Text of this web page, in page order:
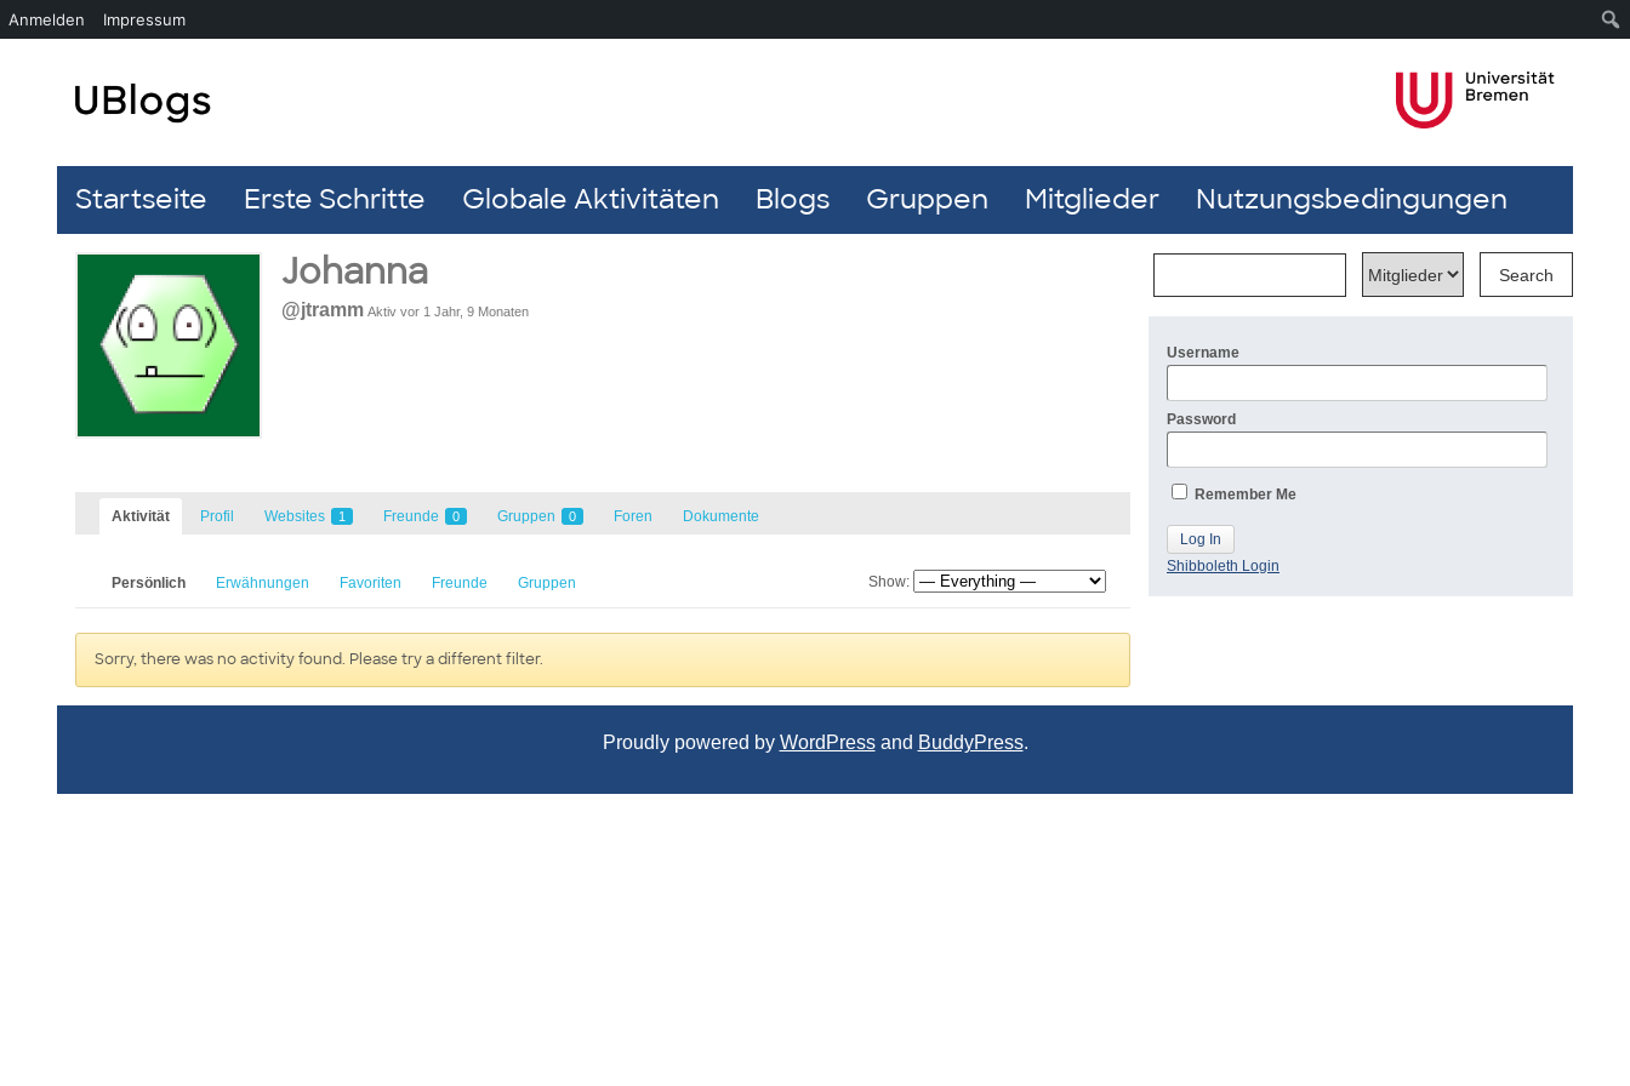
Startseite Erste Schritte Globale Aktivitäten Blogs Gruppen Mitglieder Nutzungsbedingungen
Johanna
@jtramm Aktiv vor 1 Jahr, 9 Monaten
Aktivität Profil Websites 1 Freunde 0 Gruppen 0 Foren Dokumente
Persönlich Erwähnungen Favoriten Freunde Gruppen Show:
Sorry, there was no activity found. Please try a different filter.
Username
Password
Remember Me
Shibboleth Login
Proudly powered by WordPressand BuddyPress.
Anmelden Impressum